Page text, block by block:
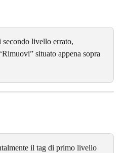
secondo livello errato,
situato appena sopra
il tag di primo livello